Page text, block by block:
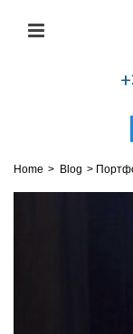
Home > Blog >